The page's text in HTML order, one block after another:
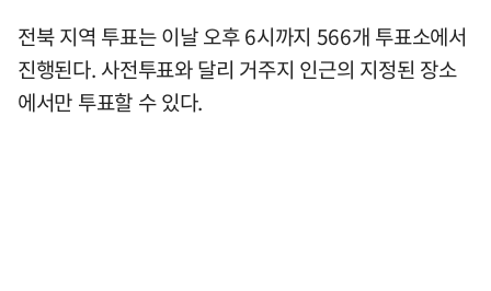
전북 지역 투표는 이날 오후 6시까지 566개 투표소에서
진행된다. 사전투표와 달리 거주지 인근의 지정된 장소
에서만 투표할 수 있다.